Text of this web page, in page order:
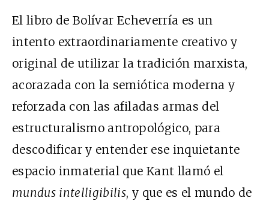
El libro de Bolívar Echeverría es un
intento extraordinariamente creativo y
original de utilizar la tradición marxista,
acorazada con la semiótica moderna y
reforzada con las afiladas armas del
estructuralismo antropológico, para
descodificar y entender ese inquietante
espacio inmaterial que Kant llamó el
mundus intelligibilis, y que es el mundo de